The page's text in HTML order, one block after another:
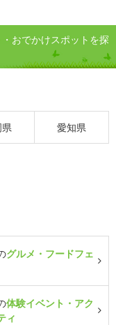
おでかけスポットを探
愛知県
グルメ・フードフェ
体験イベント・アク
ィ